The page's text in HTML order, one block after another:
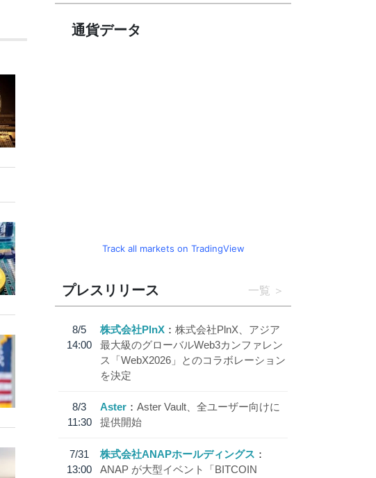
通貨データ
Track all markets on TradingView
プレスリリース 一覧
8/5
14:00
株式会社PlnX
株式会社PlnX、アジア
最大級のグローバルWeb3カンファレン
ス「WebX2026」とのコラボレーション
を決定
8/3
11:30
Aster
Aster Vault、全ユーザー向けに
提供開始
7/31
13:00
株式会社ANAPホールディングス
ANAP が大型イベント「BITCOIN